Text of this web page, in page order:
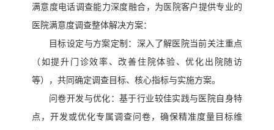
满意度电话调查能力深度融合，为医院客户提供专业的
医院满意度调查整体解决方案：
目标设定与方案定制：深入了解医院当前关注重点
（如提升门诊效率、改善住院体验、优化出院随访
等），共同确定调查目标、核心指标与实施方案。
问卷开发与优化：基于行业较佳实践与医院自身特
点，开发或优化专属调查问卷，确保精准度量目标维